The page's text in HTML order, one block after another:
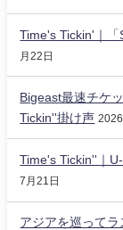
Time's Tickin'｜「
月22日
Bigeast最速チケ
Tickin''掛け声
Time's Tickin''｜
7月21日
アジアを巡って